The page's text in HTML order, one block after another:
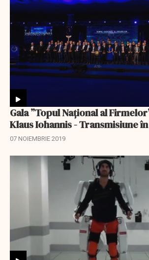
Gala ”Topul Național al
Klaus Iohannis - Transmisiune
07 NOIEMBRIE 2019